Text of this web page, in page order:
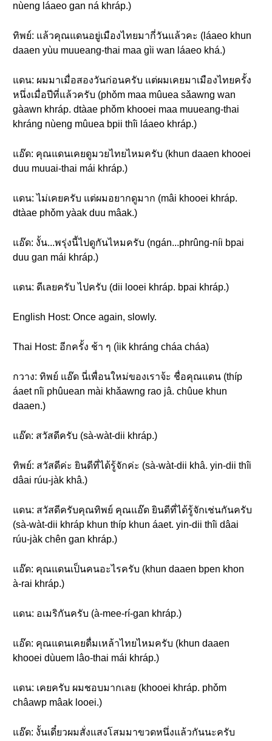
nùeng láaeo gan ná khráp.)
ทิพย์: แล้วคุณแดนอยู่เมืองไทยมากี่วันแล้วคะ (láaeo khun
daaen yùu muueang-thai maa gìi wan láaeo khá.)
แดน: ผมมาเมื่อสองวันก่อนครับ แต่ผมเคยมาเมืองไทยครั้ง
หนึ่งเมื่อปีที่แล้วครับ (phǒm maa mûuea sǎawng wan
gàawn khráp. dtàae phǒm khooei maa muueang-thai
khráng nùeng mûuea bpii thîi láaeo khráp.)
แอ๊ด: คุณแดนเคยดูมวยไทยไหมครับ (khun daaen khooei
duu muuai-thai mái khráp.)
แดน: ไม่เคยครับ แต่ผมอยากดูมาก (mâi khooei khráp.
dtàae phǒm yàak duu mâak.)
แอ๊ด: งั้น...พรุ่งนี้ไปดูกันไหมครับ (ngán...phrûng-níi bpai
duu gan mái khráp.)
แดน: ดีเลยครับ ไปครับ (dii looei khráp. bpai khráp.)
English Host: Once again, slowly.
Thai Host: อีกครั้ง ช้า ๆ (ìik khráng cháa cháa)
กวาง: ทิพย์ แอ๊ด นี่เพื่อนใหม่ของเราจ้ะ ชื่อคุณแดน (thíp
áaet nîi phûuean mài khǎawng rao jâ. chûue khun
daaen.)
แอ๊ด: สวัสดีครับ (sà-wàt-dii khráp.)
ทิพย์: สวัสดีค่ะ ยินดีที่ได้รู้จักค่ะ (sà-wàt-dii khâ. yin-dii thîi
dâai rúu-jàk khâ.)
แดน: สวัสดีครับคุณทิพย์ คุณแอ๊ด ยินดีที่ได้รู้จักเช่นกันครับ
(sà-wàt-dii khráp khun thíp khun áaet. yin-dii thîi dâai
rúu-jàk chên gan khráp.)
แอ๊ด: คุณแดนเป็นคนอะไรครับ (khun daaen bpen khon
à-rai khráp.)
แดน: อเมริกันครับ (à-mee-rí-gan khráp.)
แอ๊ด: คุณแดนเคยดื่มเหล้าไทยไหมครับ (khun daaen
khooei dùuem lâo-thai mái khráp.)
แดน: เคยครับ ผมชอบมากเลย (khooei khráp. phǒm
châawp mâak looei.)
แอ๊ด: งั้นเดี๋ยวผมสั่งแสงโสมมาขวดหนึ่งแล้วกันนะครับ